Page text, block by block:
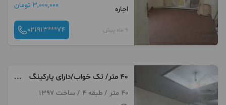
اجاره
3,000,000 تومان
9 ماه پیش 021913***74
40 متر/ تک خواب/دارای پارکینگ
اسانسور40 متر / طبقه 4 / ساخت 1397